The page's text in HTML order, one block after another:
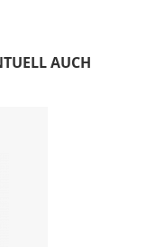
AUCH